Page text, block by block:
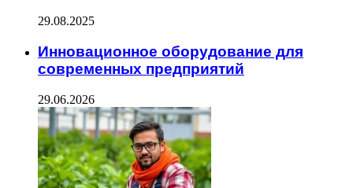
29.08.2025
Инновационное оборудование для
современных предприятий
29.06.2026